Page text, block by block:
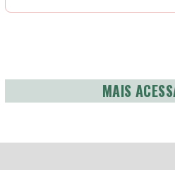
MAIS